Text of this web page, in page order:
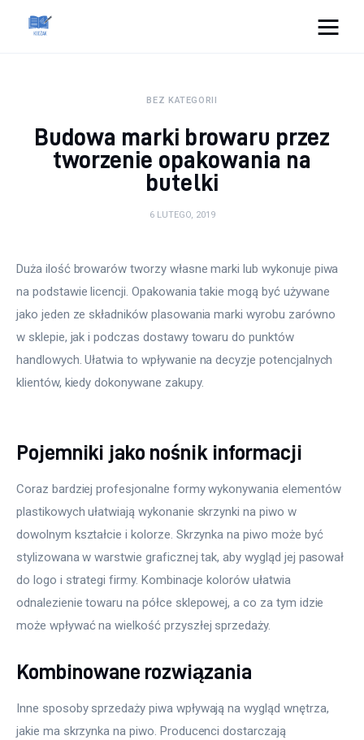
Zdrowie
Więcej
BEZ KATEGORII
Budowa marki browaru przez
tworzenie opakowania na
butelki
6 LUTEGO, 2019
Duża ilość browarów tworzy własne marki lub wykonuje piwa
na podstawie licencji. Opakowania takie mogą być używane
jako jeden ze składników plasowania marki wyrobu zarówno
w sklepie, jak i podczas dostawy towaru do punktów
handlowych. Ułatwia to wpływanie na decyzje potencjalnych
klientów, kiedy dokonywane zakupy.
Pojemniki jako nośnik informacji
Coraz bardziej profesjonalne formy wykonywania elementów
plastikowych ułatwiają wykonanie skrzynki na piwo w
dowolnym kształcie i kolorze. Skrzynka na piwo może być
stylizowana w warstwie graficznej tak, aby wygląd jej pasował
do logo i strategi firmy. Kombinacje kolorów ułatwia
odnalezienie towaru na półce sklepowej, a co za tym idzie
może wpływać na wielkość przyszłej sprzedaży.
Kombinowane rozwiązania
Inne sposoby sprzedaży piwa wpływają na wygląd wnętrza,
jakie ma skrzynka na piwo. Producenci dostarczają